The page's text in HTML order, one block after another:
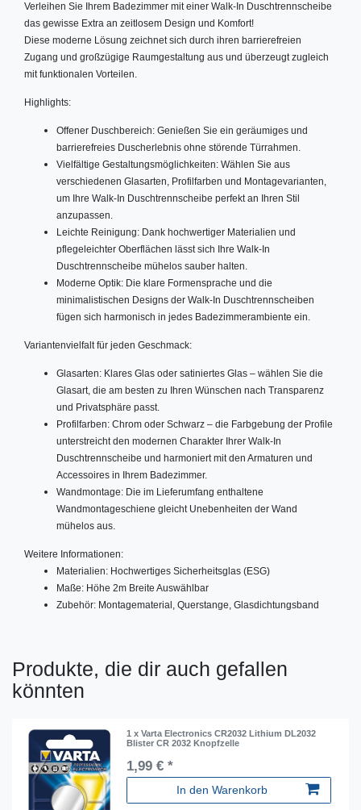
Verleihen Sie Ihrem Badezimmer mit einer Walk-In Duschtrennscheibe
das gewisse Extra an zeitlosem Design und Komfort!
Diese moderne Lösung zeichnet sich durch ihren barrierefreien
Zugang und großzügige Raumgestaltung aus und überzeugt zugleich
mit funktionalen Vorteilen.
Highlights:
Offener Duschbereich: Genießen Sie ein geräumiges und
barrierefreies Duscherlebnis ohne störende Türrahmen.
Vielfältige Gestaltungsmöglichkeiten: Wählen Sie aus
verschiedenen Glasarten, Profilfarben und Montagevarianten,
um Ihre Walk-In Duschtrennscheibe perfekt an Ihren Stil
anzupassen.
Leichte Reinigung: Dank hochwertiger Materialien und
pflegeleichter Oberflächen lässt sich Ihre Walk-In
Duschtrennscheibe mühelos sauber halten.
Moderne Optik: Die klare Formensprache und die
minimalistischen Designs der Walk-In Duschtrennscheiben
fügen sich harmonisch in jedes Badezimmerambiente ein.
Variantenvielfalt für jeden Geschmack:
Glasarten: Klares Glas oder satiniertes Glas – wählen Sie die
Glasart, die am besten zu Ihren Wünschen nach Transparenz
und Privatsphäre passt.
Profilfarben: Chrom oder Schwarz – die Farbgebung der Profile
unterstreicht den modernen Charakter Ihrer Walk-In
Duschtrennscheibe und harmoniert mit den Armaturen und
Accessoires in Ihrem Badezimmer.
Wandmontage: Die im Lieferumfang enthaltene
Wandmontageschiene gleicht Unebenheiten der Wand
mühelos aus.
Weitere Informationen:
Materialien: Hochwertiges Sicherheitsglas (ESG)
Maße: Höhe 2m Breite Auswählbar
Zubehör: Montagematerial, Querstange, Glasdichtungsband
Produkte, die dir auch gefallen
könnten
1 x Varta Electronics CR2032 Lithium DL2032
Blister CR 2032 Knopfzelle
1,99 € *
In den Warenkorb